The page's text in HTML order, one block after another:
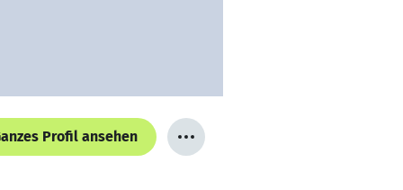
Profil ansehen